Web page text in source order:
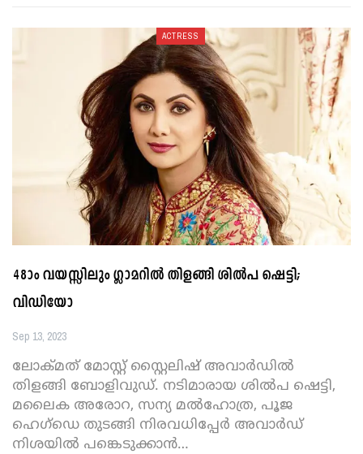
ACTRESS
48ാം വയസ്സിലും ഗ്ലാമറിൽ തിളങ്ങി ശിൽപ ഷെട്ടി;
വിഡിയോ
Sep 13, 2023
ലോക്മത് മോസ്റ്റ് സ്റ്റൈലിഷ് അവാർഡിൽ
തിളങ്ങി ബോളിവുഡ്. നടിമാരായ ശിൽപ ഷെട്ടി,
മലൈക അരോറ, സന്യ മൽഹോത്ര, പൂജ
ഹെഗ്ഡെ തുടങ്ങി നിരവധിപ്പേർ അവാർഡ്
നിശയിൽ പങ്കെടുക്കാൻ…